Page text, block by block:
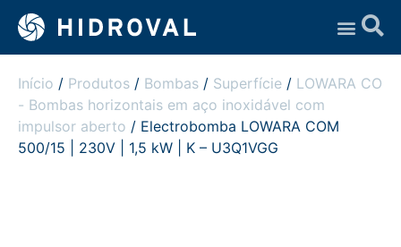
Início / Produtos / Bombas / Superfície / LOWARA CO
- Bombas horizontais em aço inoxidável com
impulsor aberto / Electrobomba LOWARA COM
500/15 | 230V | 1,5 kW | K – U3Q1VGG